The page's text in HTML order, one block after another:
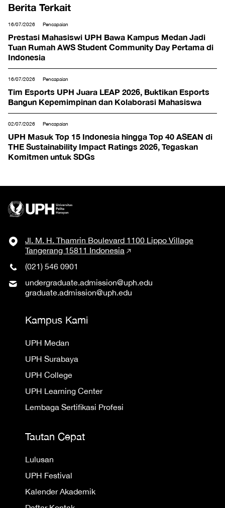
Berita Terkait
16/07/2026 Pencapaian
Prestasi Mahasiswi UPH Bawa Kampus Medan Jadi
Tuan Rumah AWS Student Community Day Pertama di
Indonesia
16/07/2026 Pencapaian
Tim Esports UPH Juara LEAP 2026, Buktikan Esports
Bangun Kepemimpinan dan Kolaborasi Mahasiswa
02/07/2026 Pencapaian
UPH Masuk Top 15 Indonesia hingga Top 40 ASEAN di
THE Sustainability Impact Ratings 2026, Tegaskan
Komitmen untuk SDGs
Jl. M. H. Thamrin Boulevard 1100 Lippo Village
Tangerang 15811 Indonesia
(021) 546 0901
undergraduate.admission@uph.edu
graduate.admission@uph.edu
Kampus Kami
UPH Medan
UPH Surabaya
UPH College
UPH Learning Center
Lembaga Sertifikasi Profesi
Tautan Cepat
Lulusan
UPH Festival
Kalender Akademik